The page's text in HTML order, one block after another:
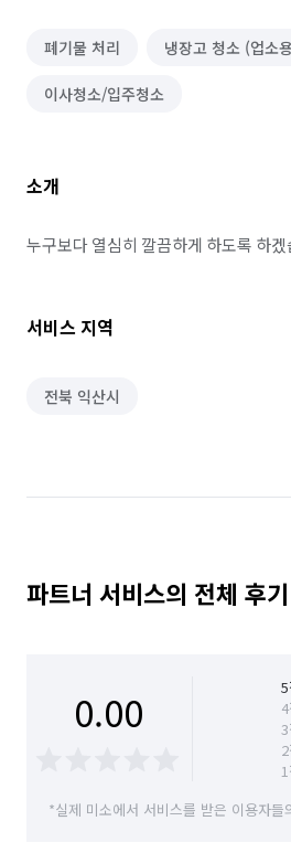
폐기물 처리 냉장고 청소 (업소
이사청소/입주청소
소개
누구보다 열심히 깔끔하게 하도록 하
서비스 지역
전북 익산시
파트너 서비스의 전체 후기
0.00 5
4
3
2
1
*실제 미소에서 서비스를 받은 이용자들